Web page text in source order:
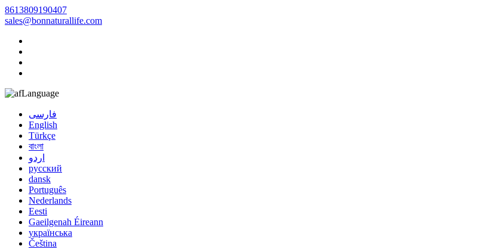
8613809190407
sales@bonnaturallife.com
Language
فارسی
English
Türkçe
বাংলা
اردو
русский
dansk
Português
Nederlands
Eesti
Gaeilgenah Éireann
українська
Čeština